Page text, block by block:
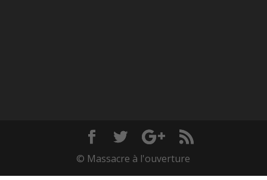
© Massacre à l'ouverture